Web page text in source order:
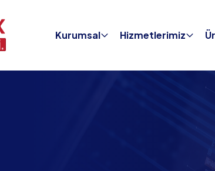
Kurumsal Hizmetlerimiz